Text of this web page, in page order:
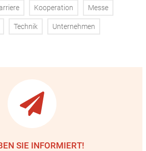
Kooperation Messe
Technik Unternehmen
SIE INFORMIERT!